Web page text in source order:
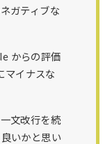
ガティブな
からの評価
マイナスな
文改行を続
いかと思い